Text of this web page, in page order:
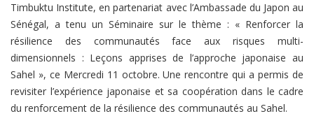
Timbuktu Institute, en partenariat avec l’Ambassade du Japon au
Sénégal, a tenu un Séminaire sur le thème : « Renforcer la
résilience des communautés face aux risques multi-
dimensionnels : Leçons apprises de l’approche japonaise au
Sahel », ce Mercredi 11 octobre. Une rencontre qui a permis de
revisiter l’expérience japonaise et sa coopération dans le cadre
du renforcement de la résilience des communautés au Sahel.